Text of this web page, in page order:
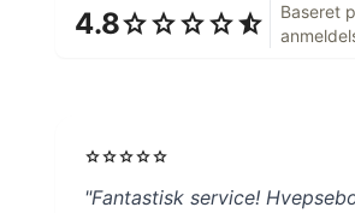
4.8starstarstarstarstar_half
Baseret
starstarstarstarstar
"Fantastisk service!